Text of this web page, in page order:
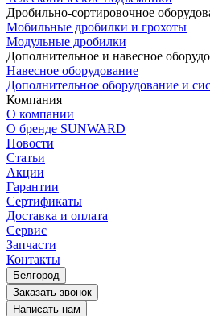
Дробильно-сортировочное
Мобильные дробилки и грохоты
Модульные дробилки
Дополнительное и навесное
Навесное оборудование
Дополнительное оборудование и
Компания
О компании
О бренде SUNWARD
Новости
Статьи
Акции
Гарантии
Сертификаты
Доставка и оплата
Сервис
Запчасти
Контакты
Белгород
Заказать звонок
Написать нам